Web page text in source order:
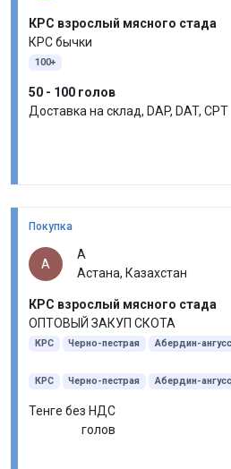
КРС взрослый мясного стада
КРС бычки
100+
50 - 100 голов
Доставка на склад, DAP, DAT, CPT
Покупка
А
А
Астана, Казахстан
КРС взрослый мясного стада
ОПТОВЫЙ ЗАКУП СКОТА
КРС Черно-пестрая Абердин-
Герефордская порода
Красная
Акбас (Казахская белоголовая)
КРС Черно-пестрая Абердин-
Герефордская порода
Лимузинская порода
Тенге без НДС
голов